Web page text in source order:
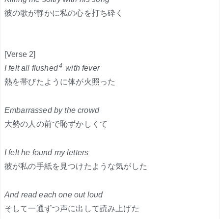
彼の歌が静かに私の心を打ち砕く
[Verse 2]
I felt all flushed4 with fever
熱を帯びたように体が火照った
Embarrassed by the crowd
大勢の人の前で恥ずかしくて
I felt he found my letters
彼が私の手紙を見つけたような気がした
And read each one out loud
そして一通ずつ声に出して読み上げた